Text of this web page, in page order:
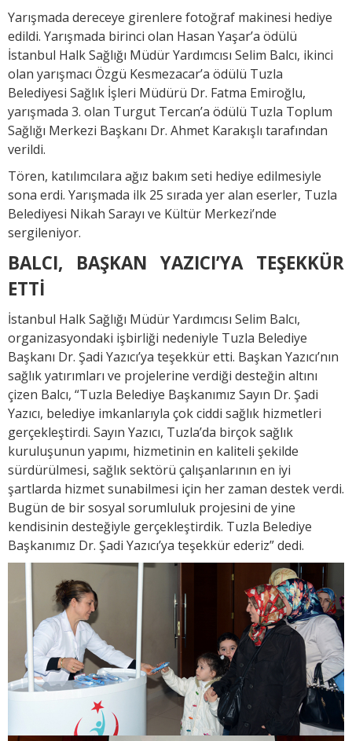
Yarışmada dereceye girenlere fotoğraf makinesi hediye
edildi. Yarışmada birinci olan Hasan Yaşar’a ödülü
İstanbul Halk Sağlığı Müdür Yardımcısı Selim Balcı, ikinci
olan yarışmacı Özgü Kesmezacar’a ödülü Tuzla
Belediyesi Sağlık İşleri Müdürü Dr. Fatma Emiroğlu,
yarışmada 3. olan Turgut Tercan’a ödülü Tuzla Toplum
Sağlığı Merkezi Başkanı Dr. Ahmet Karakışlı tarafından
verildi.
Tören, katılımcılara ağız bakım seti hediye edilmesiyle
sona erdi. Yarışmada ilk 25 sırada yer alan eserler, Tuzla
Belediyesi Nikah Sarayı ve Kültür Merkezi’nde
sergileniyor.
BALCI, BAŞKAN YAZICI’YA TEŞEKKÜR
ETTİ
İstanbul Halk Sağlığı Müdür Yardımcısı Selim Balcı,
organizasyondaki işbirliği nedeniyle Tuzla Belediye
Başkanı Dr. Şadi Yazıcı’ya teşekkür etti. Başkan Yazıcı’nın
sağlık yatırımları ve projelerine verdiği desteğin altını
çizen Balcı, “Tuzla Belediye Başkanımız Sayın Dr. Şadi
Yazıcı, belediye imkanlarıyla çok ciddi sağlık hizmetleri
gerçekleştirdi. Sayın Yazıcı, Tuzla’da birçok sağlık
kuruluşunun yapımı, hizmetinin en kaliteli şekilde
sürdürülmesi, sağlık sektörü çalışanlarının en iyi
şartlarda hizmet sunabilmesi için her zaman destek verdi.
Bugün de bir sosyal sorumluluk projesini de yine
kendisinin desteğiyle gerçekleştirdik. Tuzla Belediye
Başkanımız Dr. Şadi Yazıcı’ya teşekkür ederiz” dedi.